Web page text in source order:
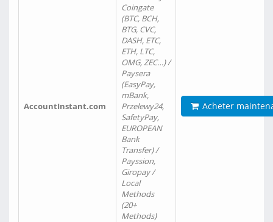
AccountInstant.com
Coingate
(BTC, BCH,
BTG, CVC,
DASH, ETC,
ETH, LTC,
OMG, ZEC…) /
Paysera
(EasyPay,
mBank,
Przelewy24,
SafetyPay,
EUROPEAN
Bank
Transfer) /
Payssion,
Giropay /
Local
Methods
(20+
Methods)
Acheter